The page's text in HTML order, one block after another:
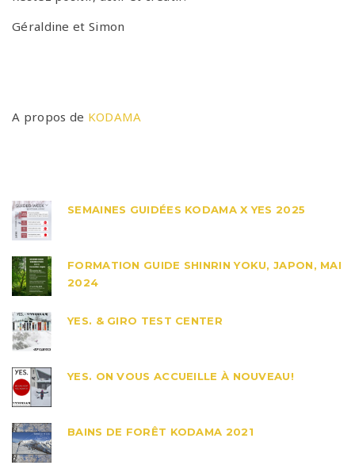
Géraldine et Simon
A propos de KODAMA
SEMAINES GUIDÉES KODAMA X YES 2025
FORMATION GUIDE SHINRIN YOKU, JAPON, MAI
2024
YES. & GIRO TEST CENTER
YES. ON VOUS ACCUEILLE À NOUVEAU!
BAINS DE FORÊT KODAMA 2021